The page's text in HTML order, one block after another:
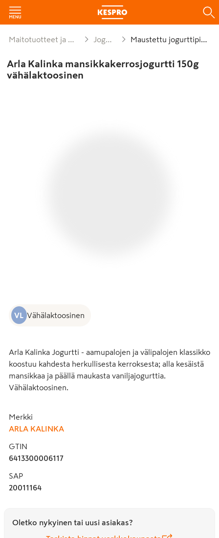
Maitotuotteet ja munat Jogurtit Maustettu jogurttipikari
Arla Kalinka mansikkakerrosjogurtti 150g
vähälaktoosinen
VL Vähälaktoosinen
Arla Kalinka Jogurtti - aamupalojen ja välipalojen klassikko
koostuu kahdesta herkullisesta kerroksesta; alla kesäistä
mansikkaa ja päällä maukasta vaniljajogurttia.
Vähälaktoosinen.
Merkki
ARLA KALINKA
GTIN
6413300006117
SAP
20011164
Oletko nykyinen tai uusi asiakas?